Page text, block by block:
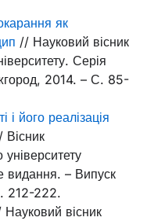
як
// Науковий вісник
Серія
2014. – С. 85-
і його реалізація
Вісник
видання. – Випуск
212-222.
Науковий вісник